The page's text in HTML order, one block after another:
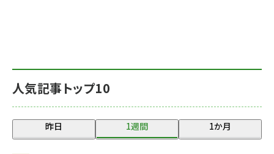
人気記事トップ10
昨日 1週間 1か月